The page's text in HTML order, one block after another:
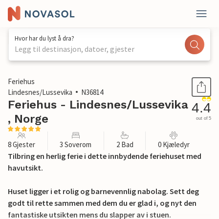
Hvor har du lyst å dra?
Legg til destinasjon, datoer, gjester
1 / 37
Feriehus
Lindesnes/Lussevika
N36814
Feriehus - Lindesnes/Lussevika
, Norge
4.4
out of 5
8 Gjester 3 Soverom 2 Bad 0 Kjæledyr
Tilbring en herlig ferie i dette innbydende feriehuset med
havutsikt.
Huset ligger i et rolig og barnevennlig nabolag. Sett deg
godt til rette sammen med dem du er glad i, og nyt den
fantastiske utsikten mens du slapper av i stuen.